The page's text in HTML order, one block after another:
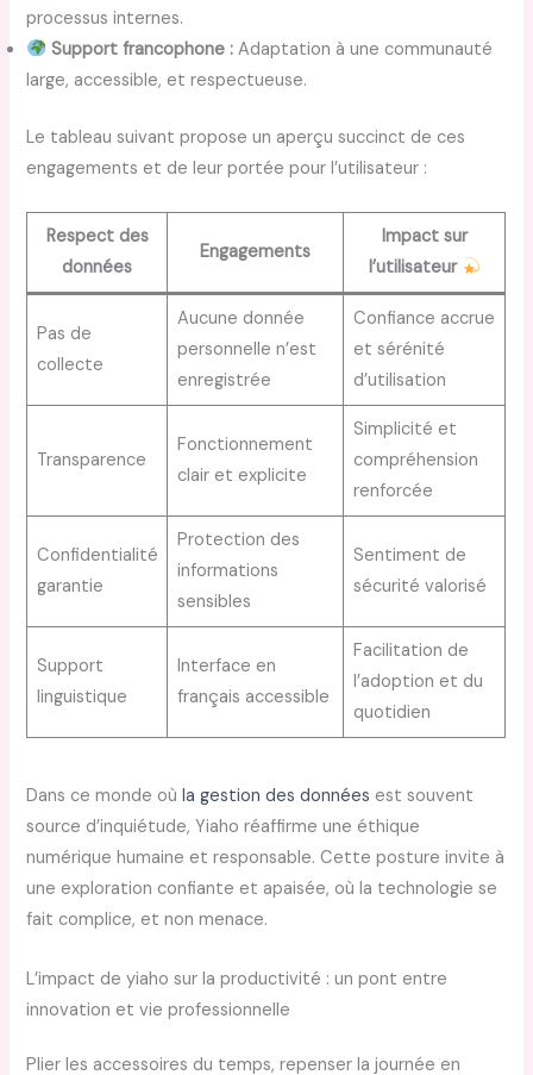
processus internes.
Support francophone : Adaptation à une communauté
large, accessible, et respectueuse.
Le tableau suivant propose un aperçu succinct de ces
engagements et de leur portée pour l’utilisateur :
Respect des
données
Engagements
Impact sur
l’utilisateur
Pas de
collecte
Aucune donnée
personnelle n’est
enregistrée
Confiance accrue
et sérénité
d’utilisation
Transparence
Fonctionnement
clair et explicite
Simplicité et
compréhension
renforcée
Confidentialité
garantie
Protection des
informations
sensibles
Sentiment de
sécurité valorisé
Support
linguistique
Interface en
français accessible
Facilitation de
l’adoption et du
quotidien
Dans ce monde oùla gestion des données est souvent
source d’inquiétude, Yiaho réaffirme une éthique
numérique humaine et responsable. Cette posture invite à
une exploration confiante et apaisée, où la technologie se
fait complice, et non menace.
L’impact de yiaho sur la productivité : un pont entre
innovation et vie professionnelle
Plier les accessoires du temps, repenser la journée en